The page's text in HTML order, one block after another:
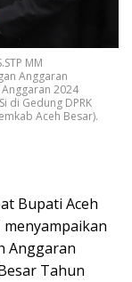
MM
Anggaran
2024
di Gedung DPRK
Aceh Besar).
Bupati Aceh
menyampaikan
Anggaran
Tahun